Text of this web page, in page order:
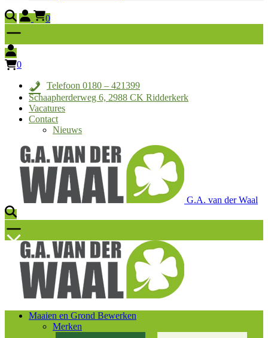
0
0
Telefoon 0180 – 421399
Schaapherderweg 6, 2988 CK Ridderkerk
Vacatures
Contact
Nieuws
G.A. van der Waal
Maaien en Grond Bewerken
Merken